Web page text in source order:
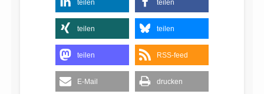
teilen teilen
teilen teilen
teilen RSS-feed
E-Mail drucken